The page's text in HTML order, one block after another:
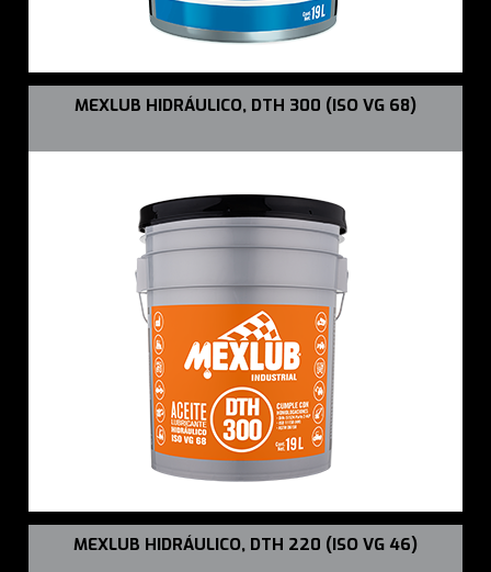
MEXLUB HIDRÁULICO, DTH 300 (ISO VG 68)
MEXLUB HIDRÁULICO, DTH 220 (ISO VG 46)